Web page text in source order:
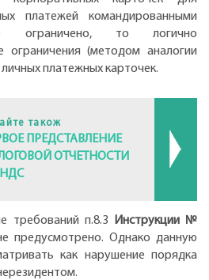
платежей командированными
ограничено, то логично
ограничения (методом аналогии
платежных карточек.
також
ПРЕДСТАВЛЕНИЕ
ОТЧЕТНОСТИ
НДС
требований п.8.3
Инструкции №
предусмотрено. Однако данную
как нарушение порядка